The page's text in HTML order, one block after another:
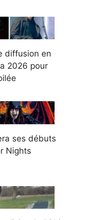
diffusion en
2026 pour
ses débuts
Nights